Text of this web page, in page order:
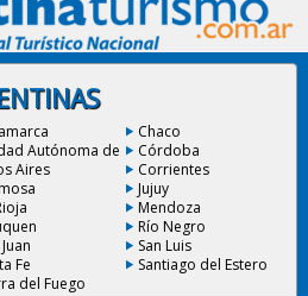
Chaco
Autónoma de
Aires
Córdoba
Corrientes
Jujuy
Mendoza
Río Negro
San Luis
Fe
Santiago del Estero
del Fuego